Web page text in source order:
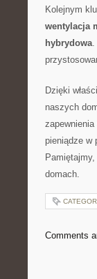
Kolejnym
wentylacja
hybrydowa.
Dzięki
naszych
pieniądze w
domach.
Comments